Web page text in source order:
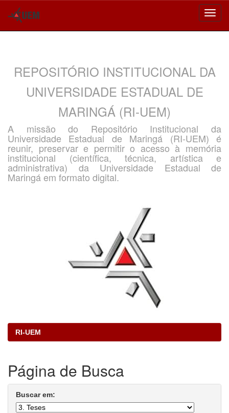
REPOSITÓRIO INSTITUCIONAL DA
UNIVERSIDADE ESTADUAL DE
MARINGÁ (RI-UEM)
A missão do Repositório Institucional da
Universidade Estadual de Maringá (RI-UEM) é
reunir, preservar e permitir o acesso à memória
institucional (científica, técnica, artística e
administrativa) da Universidade Estadual de
Maringá em formato digital.
RI-UEM
Página de Busca
Buscar em: